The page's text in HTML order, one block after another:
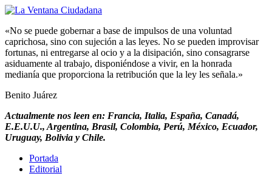
«No se puede gobernar a base de impulsos de una voluntad
caprichosa, sino con sujeción a las leyes. No se pueden improvisar
fortunas, ni entregarse al ocio y a la disipación, sino consagrarse
asiduamente al trabajo, disponiéndose a vivir, en la honrada
medianía que proporciona la retribución que la ley les señala.»
Benito Juárez
Actualmente nos leen en: Francia, Italia, España, Canadá,
E.E.U.U., Argentina, Brasil, Colombia, Perú, México, Ecuador,
Uruguay, Bolivia y Chile.
Portada
Editorial